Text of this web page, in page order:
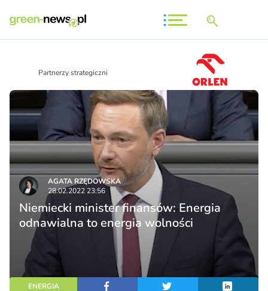
Partnerzy strategiczni
AGATA RZĘDOWSKA
28.02.2022 23:56
Niemiecki minister finansów: Energia
odnawialna to energia wolności
ENERGIA